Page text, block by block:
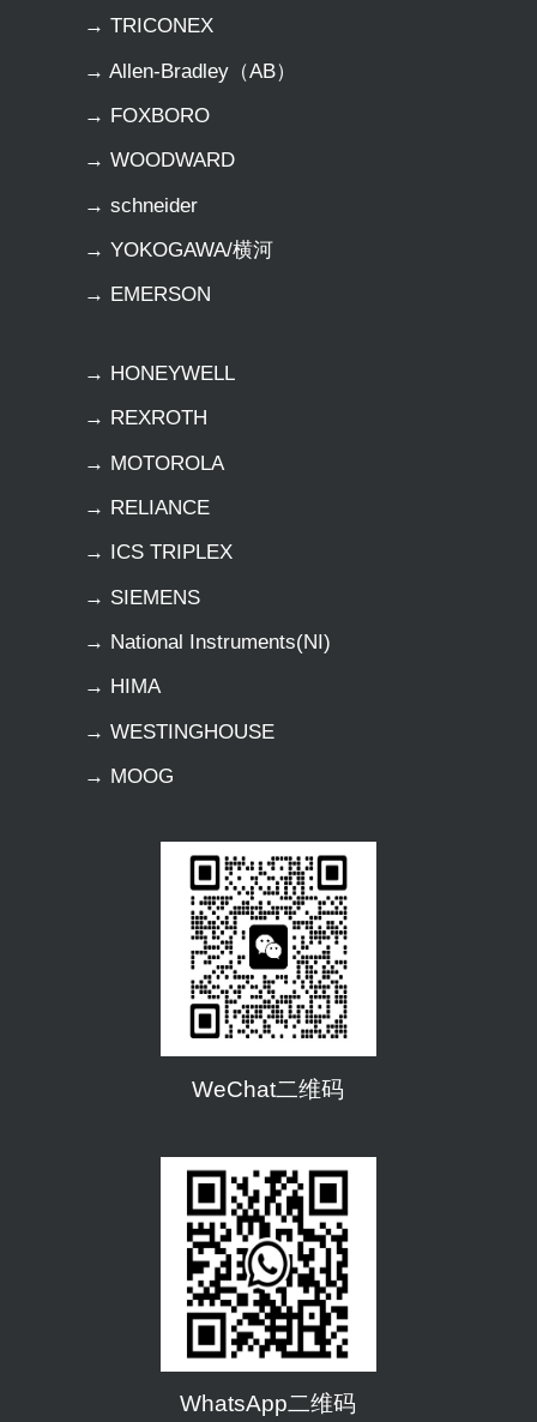
→ TRICONEX
→ Allen-Bradley（AB）
→ FOXBORO
→ WOODWARD
→ schneider
→ YOKOGAWA/横河
→ EMERSON
→ HONEYWELL
→ REXROTH
→ MOTOROLA
→ RELIANCE
→ ICS TRIPLEX
→ SIEMENS
→ National Instruments(NI)
→ HIMA
→ WESTINGHOUSE
→ MOOG
WeChat二维码
WhatsApp二维码